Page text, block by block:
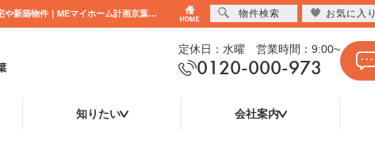
松戸市久保平賀 ３期 新築一戸建て 全１棟 千葉県松戸市久保平賀 ｜3,299万円の新築一戸建て｜分譲住宅や新築物件｜MEマイホーム計画京葉株式会社
定休日：水曜 営業時間：9:00~
0120-000-973
知りたい 会社案内
物件検索 お気に入り